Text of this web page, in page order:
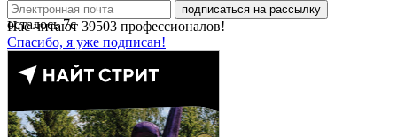
подписаться на рассылку
Нас читают 39503 профессионалов!
Спасибо, я уже подписан!
осталось7с